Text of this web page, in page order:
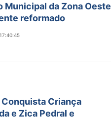
Municipal da Zona Oeste
reformado
Conquista Criança
e Zica Pedral e